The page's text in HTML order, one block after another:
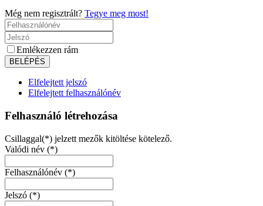
Még nem regisztrált? Tegye meg most!
Emlékezzen rám
Elfelejtett jelszó
Elfelejtett felhasználónév
Felhasználó létrehozása
Csillaggal(*) jelzett mezők kitöltése kötelező.
Valódi név (*)
Felhasználónév (*)
Jelszó (*)